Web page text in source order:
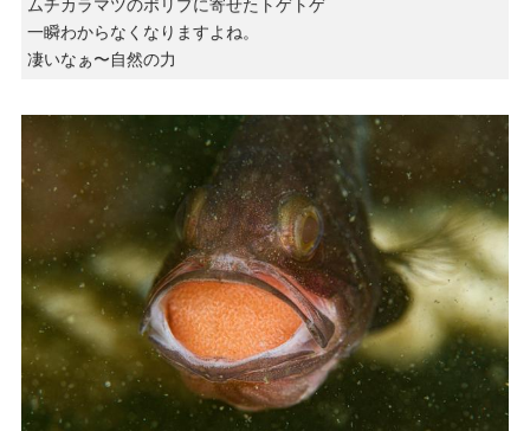
ムチカラマツのポリプに寄せたトゲトゲ
一瞬わからなくなりますよね。
凄いなぁ〜自然の力